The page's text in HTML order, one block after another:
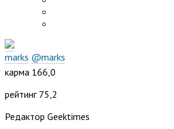
marks @marks
карма 166,0
рейтинг 75,2
Редактор Geektimes